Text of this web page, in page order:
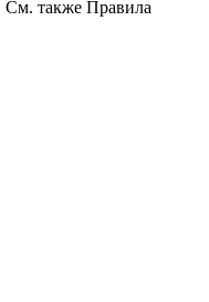
См. также Правила